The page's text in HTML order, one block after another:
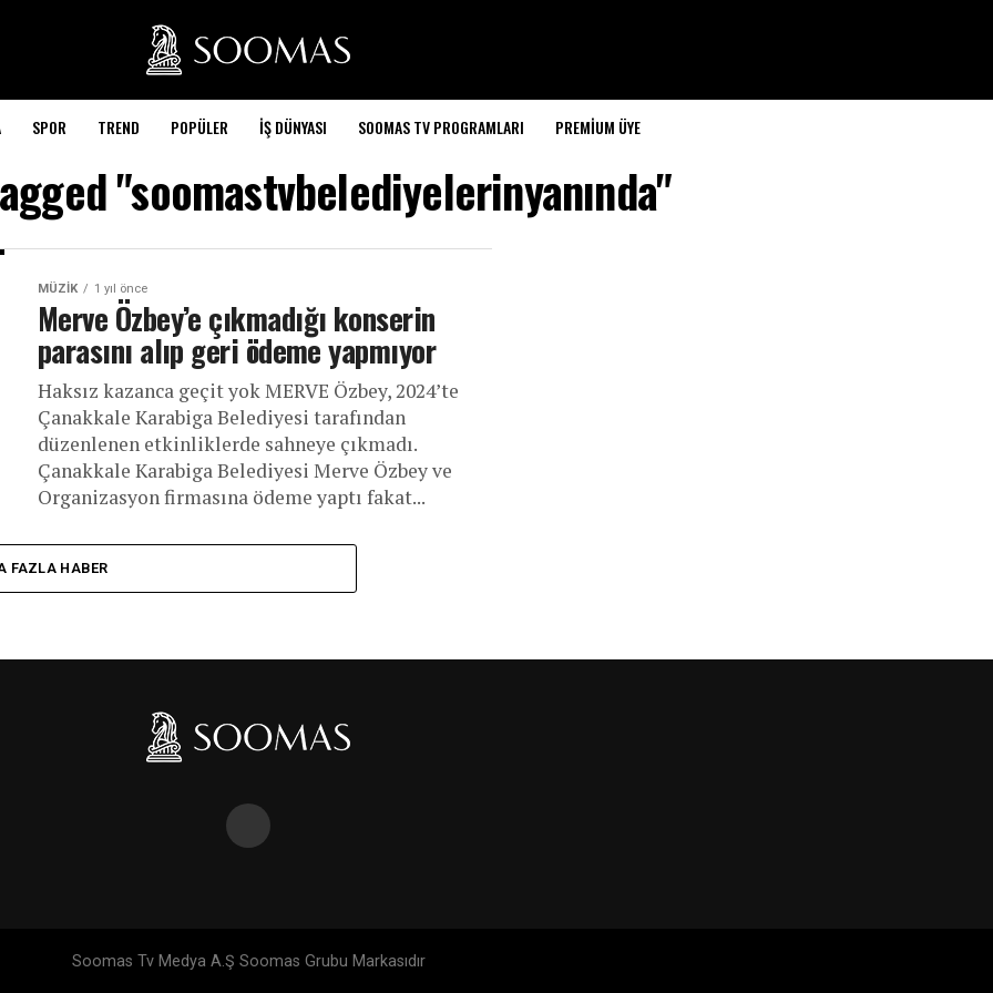
SPOR TREND POPÜLER İŞ DÜNYASI SOOMAS TV PROGRAMLARI PREMIUM ÜYE
"soomastvbelediyelerinyanında"
MÜZIK 1 yıl önce
Merve Özbey’e çıkmadığı konserin
parasını alıp geri ödeme yapmıyor
Haksız kazanca geçit yok MERVE Özbey, 2024’te
Çanakkale Karabiga Belediyesi tarafından
düzenlenen etkinliklerde sahneye çıkmadı.
Çanakkale Karabiga Belediyesi Merve Özbey ve
Organizasyon firmasına ödeme yaptı fakat...
FAZLA HABER
Soomas Tv Medya A.Ş Soomas Grubu Markasıdır